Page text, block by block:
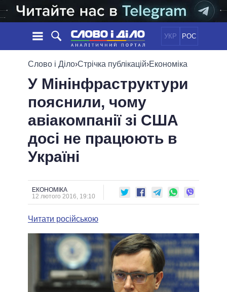
УКР РОС
НОВИНИ
СТРІЧКА
ПОДІЇ
СТАТТІ
ДУМКИ
ОГЛЯДИ
ДАЙДЖЕСТИ
ПОЛІТИКА
ЕКОНОМІКА
СУСПІЛЬСТВО
ОБIЦЯНКИ
ПОЛIТИКИ
УСІ ПОЛІТИКИ
ПРЕЗИДЕНТ І ОФІС
ВЕРХОВНА РАДА
ГОЛОВИ ОБЛАДМІНІСТРАЦІЙ
МЕРИ МІСТ
ВСІ ПЕРСОНИ
ПОРІВНЯННЯ ПОЛІТИКІВ
Слово і Діло›Стрічка публікацій›Економіка
У Мінінфраструктури
пояснили, чому
авіакомпанії зі США
досі не працюють в
Україні
ЕКОНОМІКА
12 лютого 2016, 19:10
Читати російською